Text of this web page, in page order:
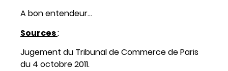
A bon entendeur…
Sources:
Jugement du Tribunal de Commerce de Paris
du 4 octobre 2011.